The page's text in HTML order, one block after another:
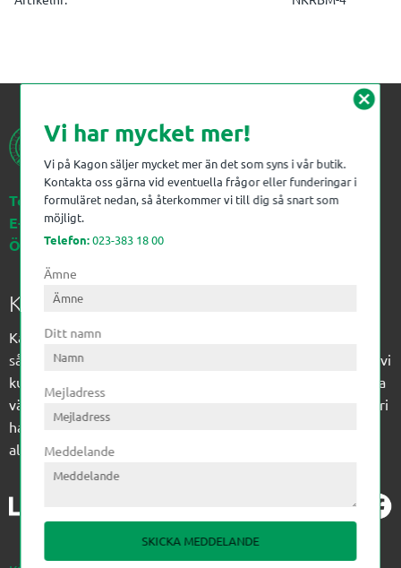
Telefon:023-383 18 00
E-post:kagon@kagon.se
Öppettider:Måndag-Fredag, 07-16
Kagon AB
Kagon har sedan 1972 levererat kompetens till
sågverksindustrin och övrig industri. Till träindustrin tillför vi
kunskap med optimeringslösningar från timmerplanen hela
vägen fram till paketering/emballering och till övrig industri
har vi ett komplement sortiment av teknikprodukter med
allt ifrån slangtillverkning till transmission och lager.
cancel
Vi har mycket mer!
Vi på Kagon säljer mycket mer än det som syns i vår butik.
Kontakta oss gärna vid eventuella frågor eller funderingar i
formuläret nedan, så återkommer vi till dig så snart som
möjligt.
Telefon:023-383 18 00
Ämne
Ditt namn
Mejladress
Meddelande
SKICKA MEDDELANDE